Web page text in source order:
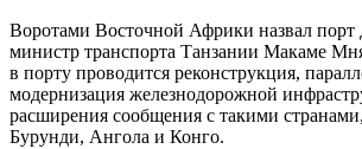
Воротами Восточной Африки назвал порт
министр транспорта Танзании Макаме
в порту проводится реконструкция,
модернизация железнодорожной
расширения сообщения с такими
Бурунди, Ангола и Конго.